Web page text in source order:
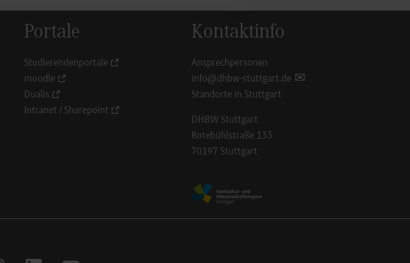
Portale
Studierendenportale
moodle
Dualis
Intranet / Sharepoint
Kontaktinfo
Ansprechpersonen
info@dhbw-stuttgart.de
Standorte in Stuttgart
DHBW Stuttgart
Rotebühlstraße 133
70197 Stuttgart